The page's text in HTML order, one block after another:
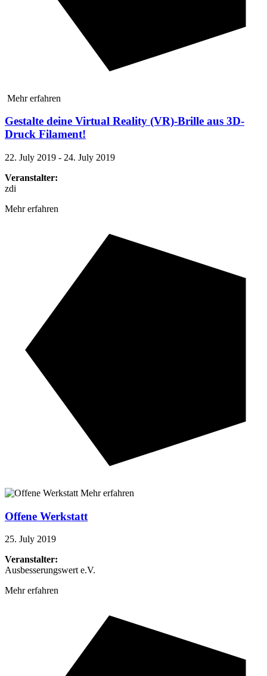
Mehr erfahren
Gestalte deine Virtual Reality (VR)-Brille aus 3D-
Druck Filament!
22. July 2019 - 24. July 2019
Veranstalter:
zdi
Mehr erfahren
Mehr erfahren
Offene Werkstatt
25. July 2019
Veranstalter:
Ausbesserungswert e.V.
Mehr erfahren